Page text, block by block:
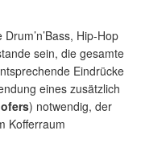
Hip-Hop
sein, die gesamte
Eindrücke
eines zusätzlich
) notwendig, der
Kofferraum